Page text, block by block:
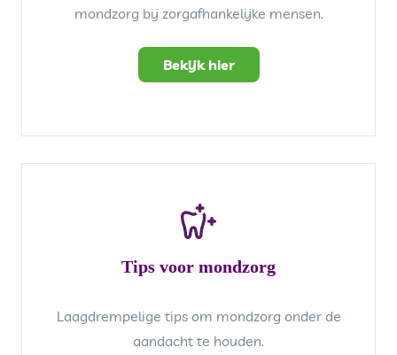
mondzorg bij zorgafhankelijke mensen.
Bekijk hier
Tips voor mondzorg
Laagdrempelige tips om mondzorg onder de
aandacht te houden.